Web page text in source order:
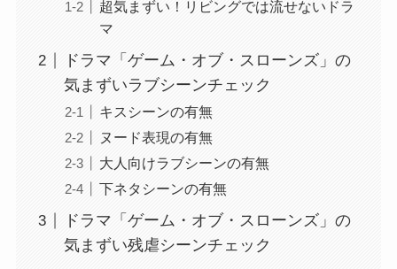
超気まずい！リビングでは流せないドラ
マ
ドラマ「ゲーム・オブ・スローンズ」の
気まずいラブシーンチェック
キスシーンの有無
ヌード表現の有無
大人向けラブシーンの有無
下ネタシーンの有無
ドラマ「ゲーム・オブ・スローンズ」の
気まずい残虐シーンチェック